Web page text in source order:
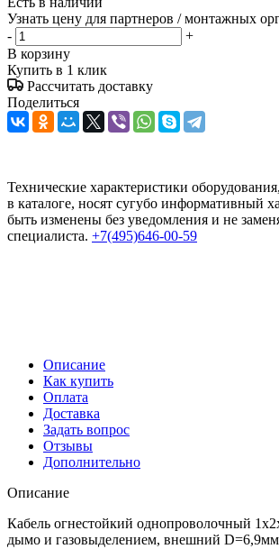
Узнать цену для партнеров / монтажных
-
+
В корзину
Купить в 1 клик
Рассчитать доставку
Поделиться
Технические характеристики
в каталоге, носят сугубо информативный
быть изменены без уведомления и не
специалиста. +7(495)646-00-59
Описание
Как купить
Оплата
Доставка
Задать вопрос
Отзывы
Дополнительно
Описание
Кабель огнестойкий однопроволочный
дымо и газовыделением, внешний